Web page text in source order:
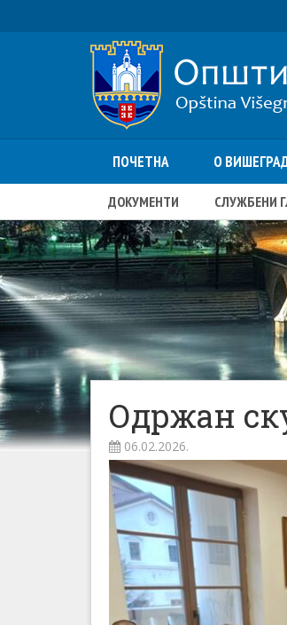
ПОЧЕТНА О
ДОКУМЕНТИ СЛУЖБЕНИ
Одржан
06.02.2026.